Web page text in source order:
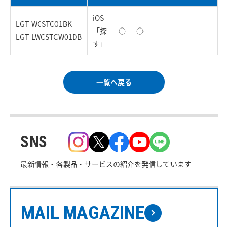
LGT-WCSTC01BK
LGT-LWCSTCW01DB
iOS
「探
す」
○ ○
一覧へ戻る
SNS
最新情報・各製品・サービスの紹介を発信しています
MAIL MAGAZINE